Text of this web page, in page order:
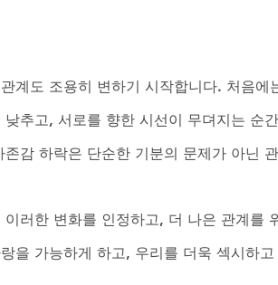
계도 조용히 변하기 시작합니다. 처음
낮추고, 서로를 향한 시선이 무뎌지는 순
존감 하락은 단순한 기분의 문제가 아닌
러한 변화를 인정하고, 더 나은 관계를
을 가능하게 하고, 우리를 더욱 섹시하